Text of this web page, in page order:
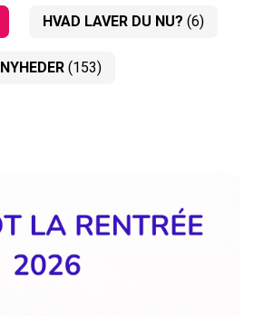
HVAD LAVER DU NU? (6)
NYHEDER (153)